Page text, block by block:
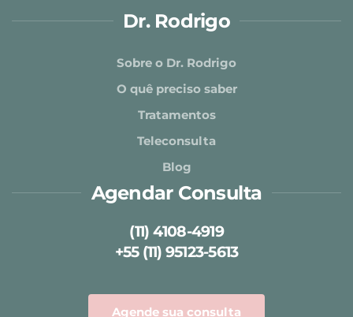
Dr. Rodrigo
Sobre o Dr. Rodrigo
O quê preciso saber
Tratamentos
Teleconsulta
Blog
Agendar Consulta
(11) 4108-4919
+55 (11) 95123-5613
Agende sua consulta